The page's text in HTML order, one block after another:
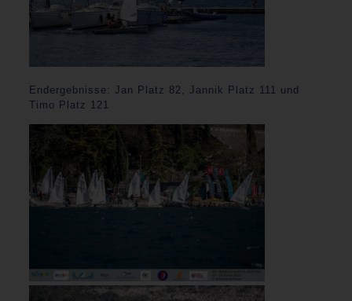
Endergebnisse: Jan Platz 82, Jannik Platz 111 und
Timo Platz 121